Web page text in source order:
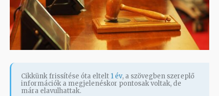
Cikkünk frissítése óta eltelt 1 év, a szövegben szereplő
információk a megjelenéskor pontosak voltak, de
mára elavulhattak.